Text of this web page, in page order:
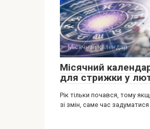
Місячний календар
Місячний
для стрижки у
Рік тільки почався, тому
зі змін, саме час задуматися